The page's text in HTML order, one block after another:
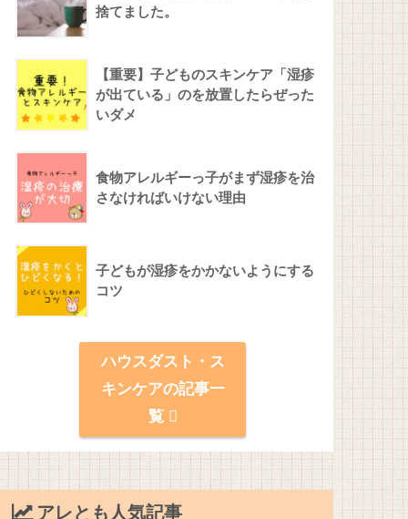
捨てました。
【重要】子どものスキンケア「湿疹
が出ている」のを放置したらぜった
いダメ
食物アレルギーっ子がまず湿疹を治
さなければいけない理由
子どもが湿疹をかかないようにする
コツ
ハウスダスト・ス
キンケアの記事一
覧
アレとも人気記事